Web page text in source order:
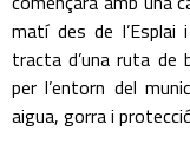
matí des de
tracta d’una ruta de
per l’entorn del
aigua, gorra i